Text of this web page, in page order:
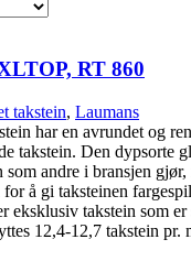
RT 860
takstein, Laumans
har en avrundet og
takstein. Den dypsorte
som andre i bransjen
for å gi taksteinen
eksklusiv takstein som
12,4-12,7 takstein pr.